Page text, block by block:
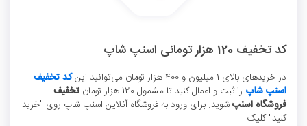
کد تخفیف 120 هزار تومانی اسنپ شاپ
در خریدهای بالای 1 میلیون و 400 هزار تومان می‌توانید این
کد تخفیف
اسنپ شاپ را ثبت و اعمال کنید تا مشمول 120 هزار تومان
تخفیف
فروشگاه اسنپشوید. برای ورود به فروشگاه آنلاین اسنپ شاپ روی "خرید
کنید" کلیک ...